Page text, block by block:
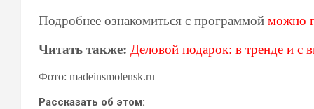
Подробнее ознакомиться с программой можно
Читать также: Деловой подарок: в тренде и с
Фото: madeinsmolensk.ru
Рассказать об этом: